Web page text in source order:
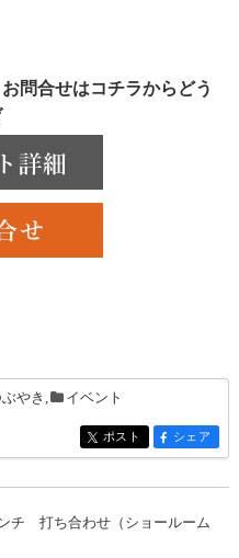
問合せはコチラからどう
やき , イベント
entry895
ポスト entry895
シェア
チ 打ち合わせ（ショールーム